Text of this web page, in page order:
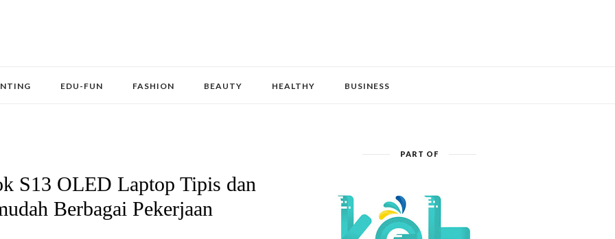
EDU-FUN FASHION BEAUTY HEALTHY BUSINESS
S13 OLED Laptop Tipis dan
Berbagai Pekerjaan
PART OF